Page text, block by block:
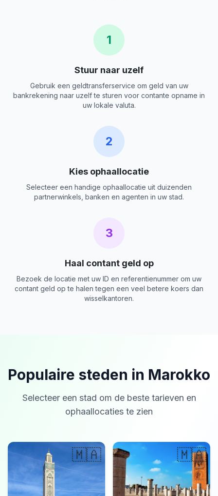
1
Stuur naar uzelf
Gebruik een geldtransferservice om geld van uw
bankrekening naar uzelf te sturen voor contante opname in
uw lokale valuta.
2
Kies ophaallocatie
Selecteer een handige ophaallocatie uit duizenden
partnerwinkels, banken en agenten in uw stad.
3
Haal contant geld op
Bezoek de locatie met uw ID en referentienummer om uw
contant geld op te halen tegen een veel betere koers dan
wisselkantoren.
Populaire steden in Marokko
Selecteer een stad om de beste tarieven en
ophaallocaties te zien
🇲🇦 🇲🇦